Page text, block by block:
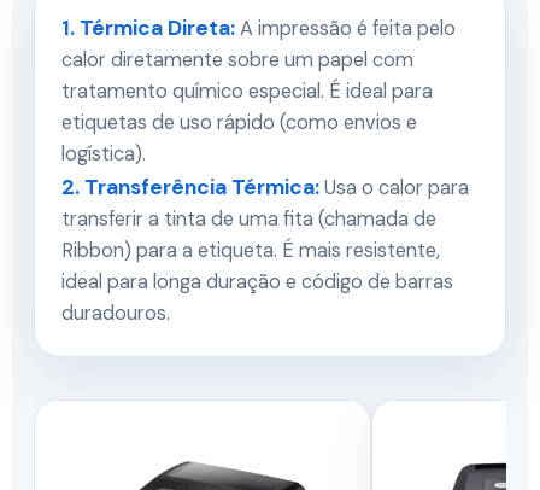
1. Térmica Direta:A impressão é feita pelo
calor diretamente sobre um papel com
tratamento químico especial. É ideal para
etiquetas de uso rápido (como envios e
logística).
2. Transferência Térmica:Usa o calor para
transferir a tinta de uma fita (chamada de
Ribbon) para a etiqueta. É mais resistente,
ideal para longa duração e código de barras
duradouros.